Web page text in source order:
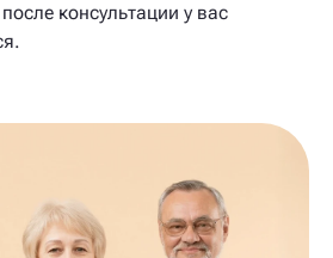
консультации у вас